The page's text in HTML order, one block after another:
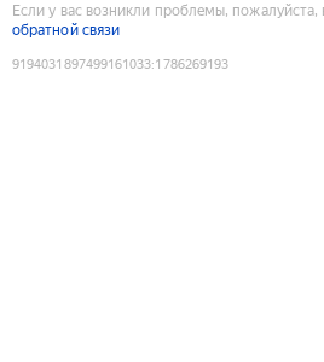
Если у вас возникли проблемы, пожалуйста,
обратной связи
9194031897499161033:1786269193